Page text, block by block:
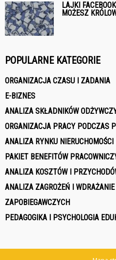
LAJKI
MOŻESZ
POPULARNE KATEGORIE
ORGANIZACJA CZASU I ZADANIA
E-BIZNES
ANALIZA SKŁADNIKÓW
ORGANIZACJA PRACY PODCZAS
ANALIZA RYNKU NIERUCHOMOŚCI
PAKIET BENEFITÓW
ANALIZA KOSZTÓW I
ANALIZA ZAGROŻEŃ I WDRAŻANIE
ZAPOBIEGAWCZYCH
PEDAGOGIKA I PSYCHOLOGIA